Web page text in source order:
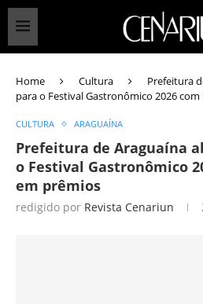
Home Cultura
Prefeitura
para o Festival Gastronômico 2026
CULTURA ARAGUAÍNA
Prefeitura de Araguaína
o Festival Gastronômico
em prêmios
redigido por Revista Cenariun